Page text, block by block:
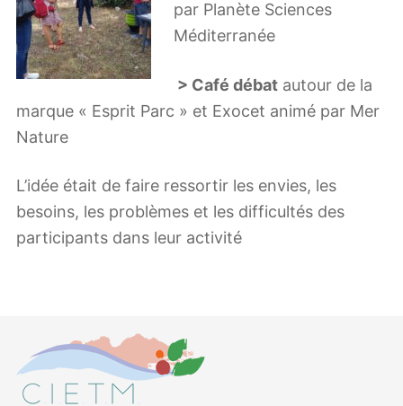
par Planète Sciences
Méditerranée
> Café débat autour de la
marque « Esprit Parc » et Exocet animé par Mer
Nature
L’idée était de faire ressortir les envies, les
besoins, les problèmes et les difficultés des
participants dans leur activité